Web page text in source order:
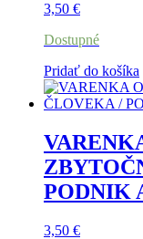
3,50 €
Dostupné
Pridať do košíka
PODNIK
3,50 €